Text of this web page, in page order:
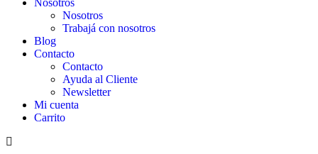
Nosotros
Nosotros
Trabajá con nosotros
Blog
Contacto
Contacto
Ayuda al Cliente
Newsletter
Mi cuenta
Carrito